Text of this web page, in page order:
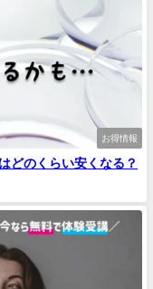
お得情報
どのくらい安くなる？